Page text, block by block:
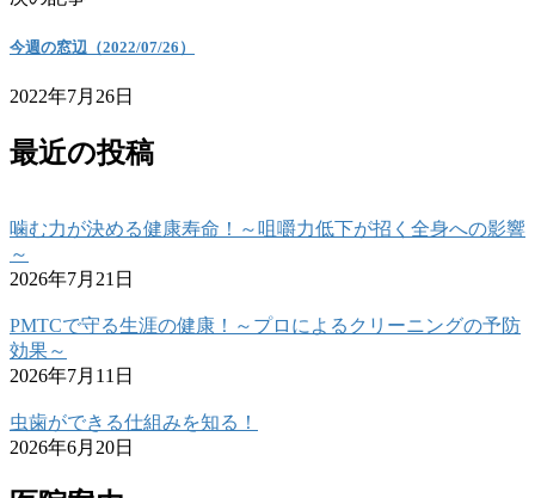
今週の窓辺（2022/07/26）
2022年7月26日
最近の投稿
噛む力が決める健康寿命！～咀嚼力低下が招く全身への影響
～
2026年7月21日
PMTCで守る生涯の健康！～プロによるクリーニングの予防
効果～
2026年7月11日
虫歯ができる仕組みを知る！
2026年6月20日